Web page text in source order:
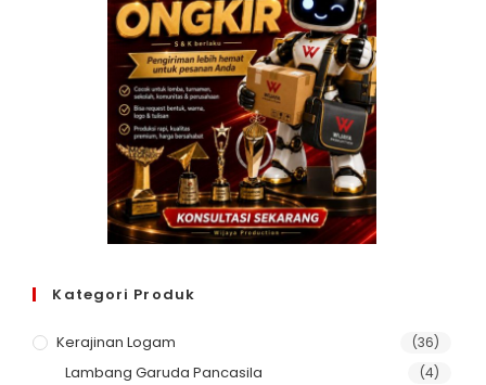
Kategori Produk
Kerajinan Logam (36)
Lambang Garuda Pancasila (4)